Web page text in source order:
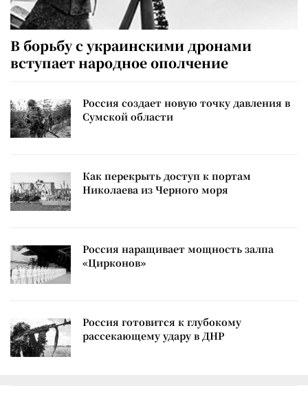
В борьбу с украинскими дронами
вступает народное ополчение
Россия создает новую точку давления в
Сумской области
Как перекрыть доступ к портам
Николаева из Черного моря
Россия наращивает мощность залпа
«Цирконов»
Россия готовится к глубокому
рассекающему удару в ДНР